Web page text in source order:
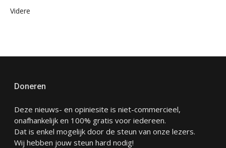
Videre
Doneren
Deze nieuws- en opiniesite is niet-commercieel,
onafhankelijk en 100% gratis voor iedereen.
Dat is enkel mogelijk door de steun van onze lezers.
Wij hebben jouw steun hard nodig!